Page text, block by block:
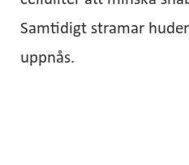
Samtidigt stramar
uppnås.